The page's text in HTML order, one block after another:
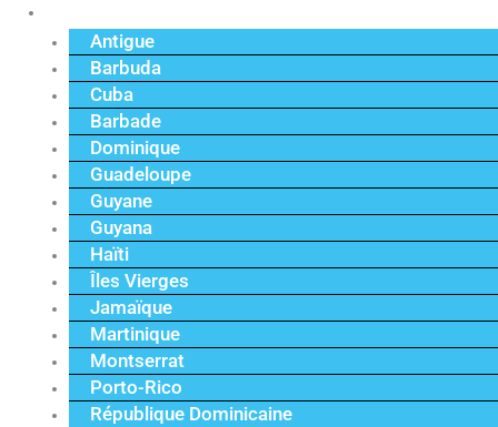
Antigue
Barbuda
Cuba
Barbade
Dominique
Guadeloupe
Guyane
Guyana
Haïti
Îles Vierges
Jamaïque
Martinique
Montserrat
Porto-Rico
République Dominicaine